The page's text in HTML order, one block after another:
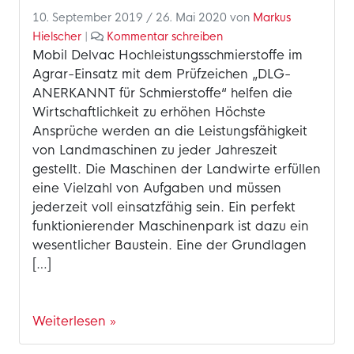
10. September 2019 / 26. Mai 2020 von Markus
Hielscher | Kommentar schreiben
Mobil Delvac Hochleistungsschmierstoffe im
Agrar-Einsatz mit dem Prüfzeichen „DLG-
ANERKANNT für Schmierstoffe“ helfen die
Wirtschaftlichkeit zu erhöhen Höchste
Ansprüche werden an die Leistungsfähigkeit
von Landmaschinen zu jeder Jahreszeit
gestellt. Die Maschinen der Landwirte erfüllen
eine Vielzahl von Aufgaben und müssen
jederzeit voll einsatzfähig sein. Ein perfekt
funktionierender Maschinenpark ist dazu ein
wesentlicher Baustein. Eine der Grundlagen
[…]
Weiterlesen »